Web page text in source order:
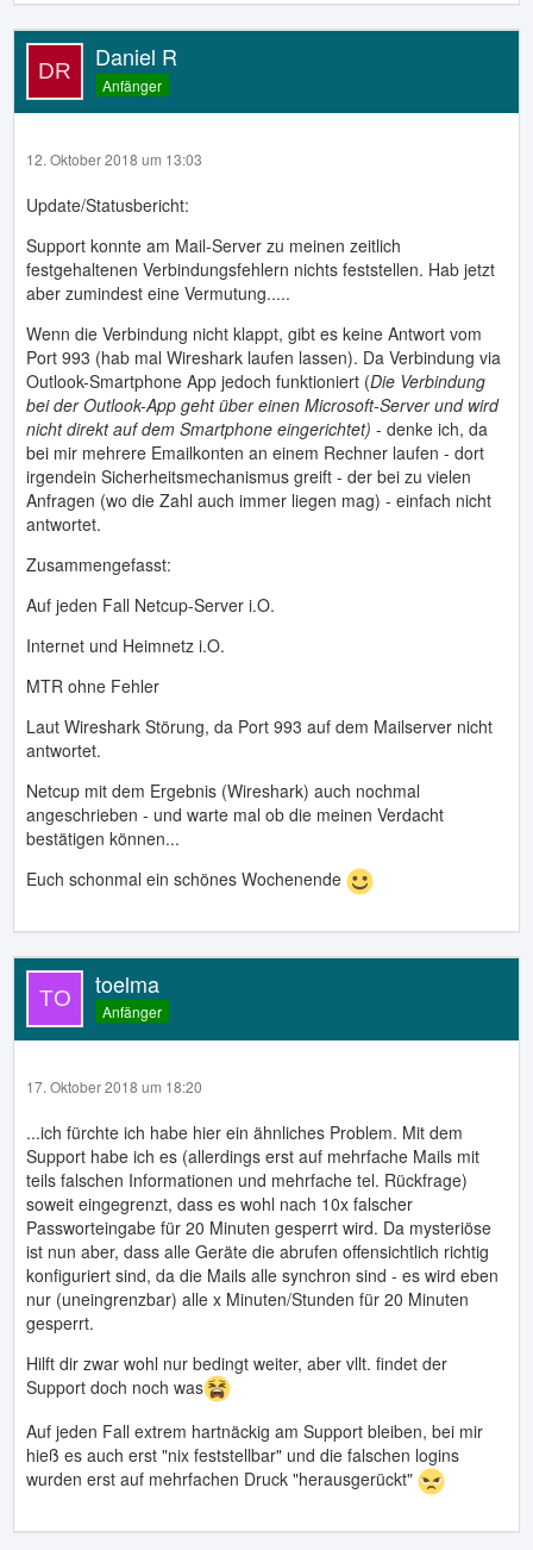
Daniel R
Anfänger
12. Oktober 2018 um 13:03
Update/Statusbericht:
Support konnte am Mail-Server zu meinen zeitlich
festgehaltenen Verbindungsfehlern nichts feststellen. Hab jetzt
aber zumindest eine Vermutung.....
Wenn die Verbindung nicht klappt, gibt es keine Antwort vom
Port 993 (hab mal Wireshark laufen lassen). Da Verbindung via
Outlook-Smartphone App jedoch funktioniert (Die Verbindung
bei der Outlook-App geht über einen Microsoft-Server und wird
nicht direkt auf dem Smartphone eingerichtet) - denke ich, da
bei mir mehrere Emailkonten an einem Rechner laufen - dort
irgendein Sicherheitsmechanismus greift - der bei zu vielen
Anfragen (wo die Zahl auch immer liegen mag) - einfach nicht
antwortet.
Zusammengefasst:
Auf jeden Fall Netcup-Server i.O.
Internet und Heimnetz i.O.
MTR ohne Fehler
Laut Wireshark Störung, da Port 993 auf dem Mailserver nicht
antwortet.
Netcup mit dem Ergebnis (Wireshark) auch nochmal
angeschrieben - und warte mal ob die meinen Verdacht
bestätigen können...
Euch schonmal ein schönes Wochenende
toelma
Anfänger
17. Oktober 2018 um 18:20
...ich fürchte ich habe hier ein ähnliches Problem. Mit dem
Support habe ich es (allerdings erst auf mehrfache Mails mit
teils falschen Informationen und mehrfache tel. Rückfrage)
soweit eingegrenzt, dass es wohl nach 10x falscher
Passworteingabe für 20 Minuten gesperrt wird. Da mysteriöse
ist nun aber, dass alle Geräte die abrufen offensichtlich richtig
konfiguriert sind, da die Mails alle synchron sind - es wird eben
nur (uneingrenzbar) alle x Minuten/Stunden für 20 Minuten
gesperrt.
Hilft dir zwar wohl nur bedingt weiter, aber vllt. findet der
Support doch noch was
Auf jeden Fall extrem hartnäckig am Support bleiben, bei mir
hieß es auch erst "nix feststellbar" und die falschen logins
wurden erst auf mehrfachen Druck "herausgerückt"